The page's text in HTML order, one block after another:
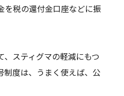
を税の還付金口座などに振
スティグマの軽減にもつ
制度は、うまく使えば、公